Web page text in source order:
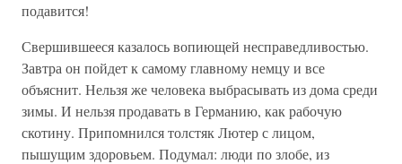
подавится!
Свершившееся казалось вопиющей несправедливостью.
Завтра он пойдет к самому главному немцу и все
объяснит. Нельзя же человека выбрасывать из дома среди
зимы. И нельзя продавать в Германию, как рабочую
скотину. Припомнился толстяк Лютер с лицом,
пышущим здоровьем. Подумал: люди по злобе, из